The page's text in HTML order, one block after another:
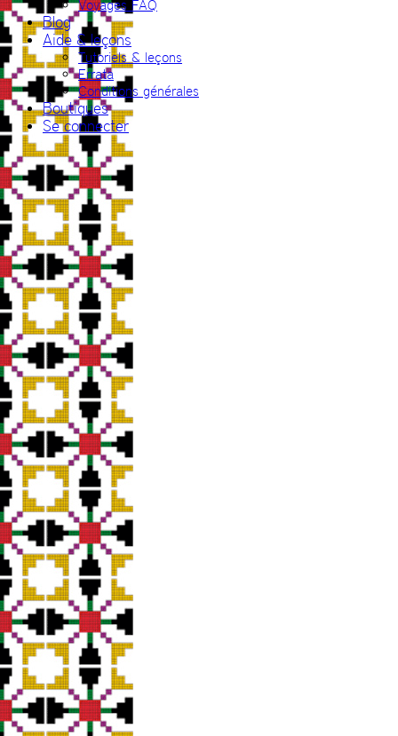
Voyages FAQ
Blog
Aide & leçons
Tutoriels & leçons
Errata
Conditions générales
Boutiques
Se connecter